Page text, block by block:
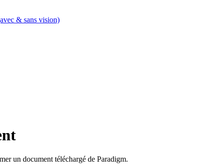
& sans vision)
un document téléchargé de Paradigm.